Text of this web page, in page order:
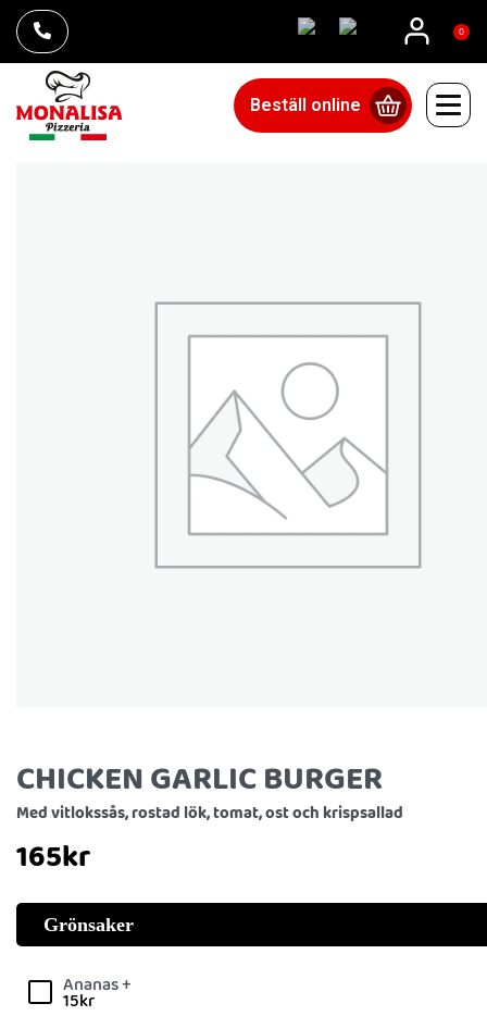
0
Beställ online
CHICKEN GARLIC BURGER
Med vitlokssås, rostad lök, tomat, ost och krispsallad
165kr
Grönsaker
Ananas +
15kr